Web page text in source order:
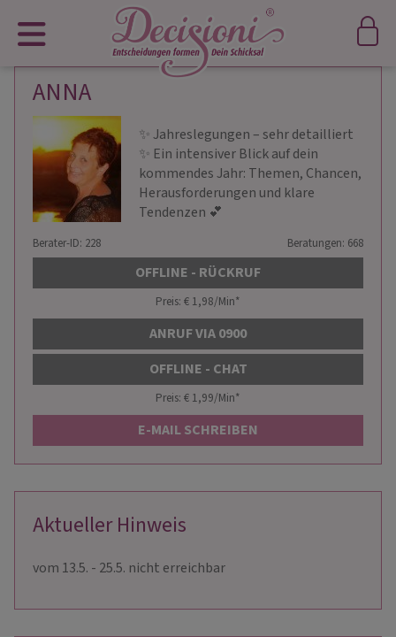
ANNA
✨ Jahreslegungen – sehr detailliert
✨ Ein intensiver Blick auf dein
kommendes Jahr: Themen, Chancen,
Herausforderungen und klare
Tendenzen 💕
Berater-ID: 228 Beratungen: 668
OFFLINE - RÜCKRUF
Preis: € 1,98/Min*
ANRUF VIA 0900
OFFLINE - CHAT
Preis: € 1,99/Min*
E-MAIL SCHREIBEN
Aktueller Hinweis
vom 13.5. - 25.5. nicht erreichbar